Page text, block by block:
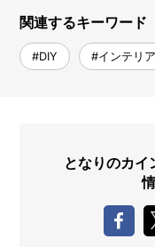
関連するキーワード
#DIY #インテリア
となりのカイ